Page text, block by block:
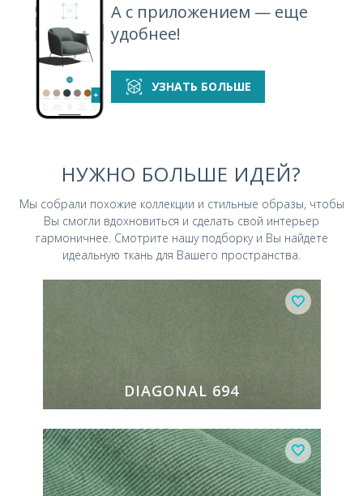
А с приложением — еще
удобнее!
УЗНАТЬ БОЛЬШЕ
НУЖНО БОЛЬШЕ ИДЕЙ?
Мы собрали похожие коллекции и стильные образы, чтобы
Вы смогли вдохновиться и сделать свой интерьер
гармоничнее. Смотрите нашу подборку и Вы найдёте
идеальную ткань для Вашего пространства.
DIAGONAL 694